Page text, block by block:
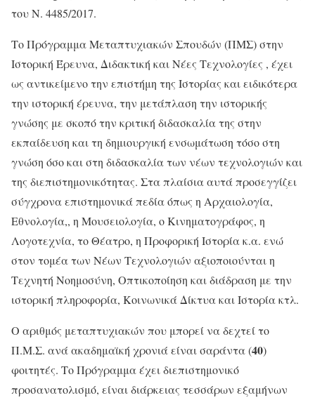
του Ν. 4485/2017.
Το Πρόγραμμα Μεταπτυχιακών Σπουδών (ΠΜΣ) στην
Ιστορική Έρευνα, Διδακτική και Νέες Τεχνολογίες , έχει
ως αντικείμενο την επιστήμη της Ιστορίας και ειδικότερα
την ιστορική έρευνα, την μετάπλαση την ιστορικής
γνώσης με σκοπό την κριτική διδασκαλία της στην
εκπαίδευση και τη δημιουργική ενσωμάτωση τόσο στη
γνώση όσο και στη διδασκαλία των νέων τεχνολογιών και
της διεπιστημονικότητας. Στα πλαίσια αυτά προσεγγίζει
σύγχρονα επιστημονικά πεδία όπως η Αρχαιολογία,
Εθνολογία,, η Μουσειολογία, ο Κινηματογράφος, η
Λογοτεχνία, το Θέατρο, η Προφορική Ιστορία κ.α. ενώ
στον τομέα των Νέων Τεχνολογιών αξιοποιούνται η
Τεχνητή Νοημοσύνη, Οπτικοποίηση και διάδραση με την
ιστορική πληροφορία, Κοινωνικά Δίκτυα και Ιστορία κτλ.
Ο αριθμός μεταπτυχιακών που μπορεί να δεχτεί το
Π.Μ.Σ. ανά ακαδημαϊκή χρονιά είναι σαράντα (40)
φοιτητές. Το Πρόγραμμα έχει διεπιστημονικό
προσανατολισμό, είναι διάρκειας τεσσάρων εξαμήνων